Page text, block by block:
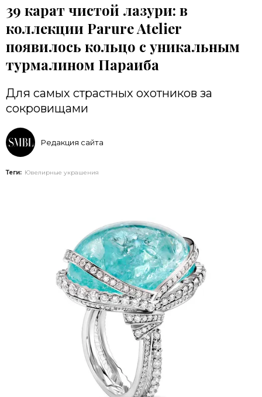
39 карат чистой лазури: в
коллекции Parure Atelier
появилось кольцо с уникальным
турмалином Параиба
Для самых страстных охотников за
сокровищами
Редакция сайта
Теги: Ювелирные украшения